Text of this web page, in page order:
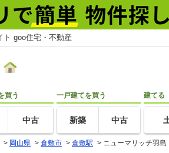
ト goo住宅・不動産
買う
中古
一戸建てを買う
新築 中古
建てる
> 岡山県 > 倉敷市 > 倉敷駅 > ニューマリッチ羽島